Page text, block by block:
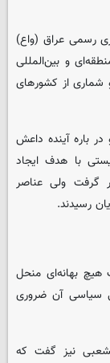
رسمی عراق (واع)
و بین‌المللی
شماری از کشورهای
باره آینده داعش
با هدف ایجاد
گرفت ولی عناصر
رسیدند.
هیچ بهانه‌ای منحل
سیاسی آن ضروری
نیز گفت که